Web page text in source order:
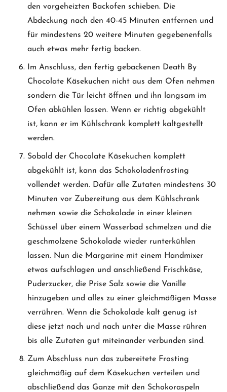
den vorgeheizten Backofen schieben. Die
Abdeckung nach den 40-45 Minuten entfernen und
für mindestens 20 weitere Minuten gegebenenfalls
auch etwas mehr fertig backen.
Im Anschluss, den fertig gebackenen Death By
Chocolate Käsekuchen nicht aus dem Ofen nehmen
sondern die Tür leicht öffnen und ihn langsam im
Ofen abkühlen lassen. Wenn er richtig abgekühlt
ist, kann er im Kühlschrank komplett kaltgestellt
werden.
Sobald der Chocolate Käsekuchen komplett
abgekühlt ist, kann das Schokoladenfrosting
vollendet werden. Dafür alle Zutaten mindestens 30
Minuten vor Zubereitung aus dem Kühlschrank
nehmen sowie die Schokolade in einer kleinen
Schüssel über einem Wasserbad schmelzen und die
geschmolzene Schokolade wieder runterkühlen
lassen. Nun die Margarine mit einem Handmixer
etwas aufschlagen und anschließend Frischkäse,
Puderzucker, die Prise Salz sowie die Vanille
hinzugeben und alles zu einer gleichmäßigen Masse
verrühren. Wenn die Schokolade kalt genug ist
diese jetzt nach und nach unter die Masse rühren
bis alle Zutaten gut miteinander verbunden sind.
Zum Abschluss nun das zubereitete Frosting
gleichmäßig auf dem Käsekuchen verteilen und
abschließend das Ganze mit den Schokoraspeln